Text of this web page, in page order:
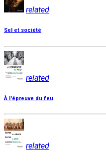
related
Sel et société
related
À l'épreuve du feu
related